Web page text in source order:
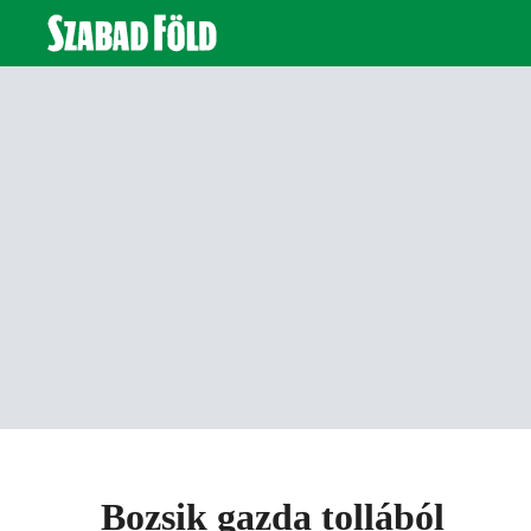
Bozsik gazda tollából